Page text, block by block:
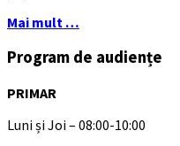
Mai mult …
Program de audiențe
PRIMAR
Luni și Joi – 08:00-10:00